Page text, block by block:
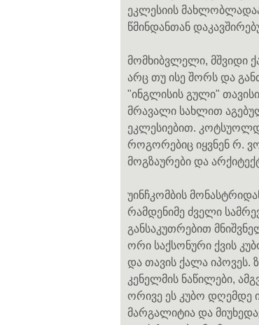
ეკლესიის
წმინდანთან
მომხიბვლელი, მშვიდი
არც თუ ისე შორს და
"ინგლისის გული"
მრავალი სახლით
ეკლესიებით.
როგორებიც იყვნენ რ.
მოგზაურები და
უინჩკომბის
რამდენიმე ძველი
განსაკუთრებით
ორი საქსონური ქვის
და თავის ქალა
კენელმის ნაწილები,
ორივე ეს კუბო დღემდე
მარგალიტია და